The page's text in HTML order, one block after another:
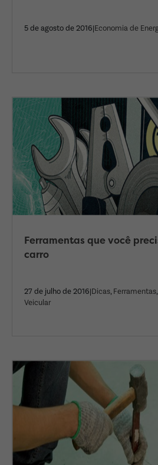
5 de agosto de 2016|Economia de
Ferramentas que você
carro
27 de julho de 2016|Dicas, Ferramentas,
Veicular